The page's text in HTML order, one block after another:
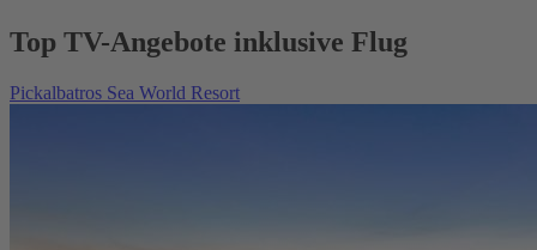
Top TV-Angebote inklusive Flug
Pickalbatros Sea World Resort